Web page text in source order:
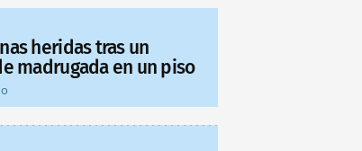
heridas tras un
madrugada en un piso